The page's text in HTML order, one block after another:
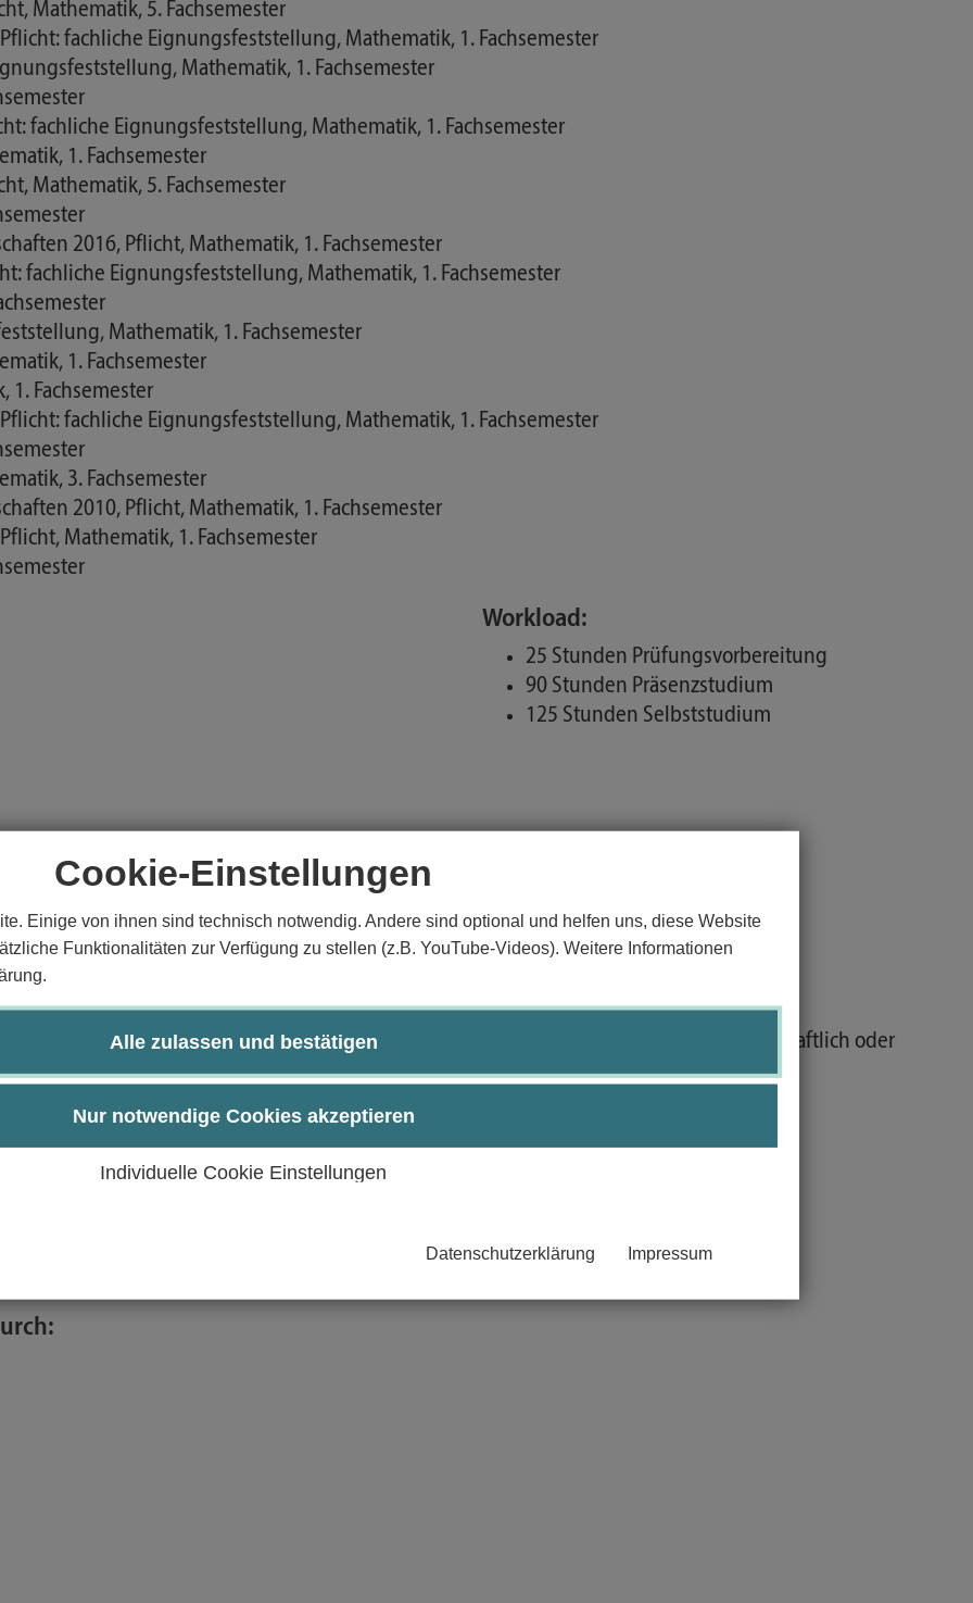
Cookie-Einstellungen
Einige von ihnen sind technisch notwendig. Andere sind optional und helfen uns, diese Website
Funktionalitäten zur Verfügung zu stellen (z.B. YouTube-Videos). Weitere Informationen
Alle zulassen und bestätigen
Nur notwendige Cookies akzeptieren
Individuelle Cookie Einstellungen
Datenschutzerklärung Impressum
Mathematik, 5. Fachsemester
fachliche Eignungsfeststellung, Mathematik, 1. Fachsemester
Mathematik, 1. Fachsemester
fachliche Eignungsfeststellung, Mathematik, 1. Fachsemester
1. Fachsemester
Mathematik, 5. Fachsemester
2016, Pflicht, Mathematik, 1. Fachsemester
fachliche Eignungsfeststellung, Mathematik, 1. Fachsemester
Mathematik, 1. Fachsemester
1. Fachsemester
1. Fachsemester
fachliche Eignungsfeststellung, Mathematik, 1. Fachsemester
3. Fachsemester
2010, Pflicht, Mathematik, 1. Fachsemester
Mathematik, 1. Fachsemester
Workload:
25 Stunden Prüfungsvorbereitung
90 Stunden Präsenzstudium
125 Stunden Selbststudium
Analysis, insbesondere den Konvergenzbegriff.
und Beweistechniken und können diese zur analytischen Behandlung naturwissenschaftlich oder
reellen Analysis erklären.
der Differentialrechnung anwenden.
auf verwandte Fragestellungen übertragen.